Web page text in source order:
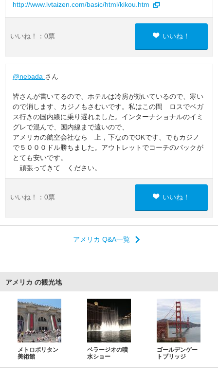
http://www.lvtaizen.com/basic/html/kikou.htm
いいね！： 0票 いいね！
@nebada さん
皆さんが書いてるので、ホテルは冷房が効いているので、寒い
ので消します、カジノもさむいです。私はこの間 ロスでベガ
ス行きの国内線に乗り遅れました。インターナショナルのイミ
グレで混んで、国内線まで遠いので、
アメリカの航空会社なら 上，下なのでOKです、でもカジノ
で５０００ドル勝ちました。アウトレットでコーチのバックが
とても安いです。
頑張ってきて ください。
いいね！： 0票 いいね！
アメリカ Q&A一覧
アメリカ の観光地
メトロポリタン
美術館
ベラージオの噴
水ショー
ゴールデンゲー
トブリッジ